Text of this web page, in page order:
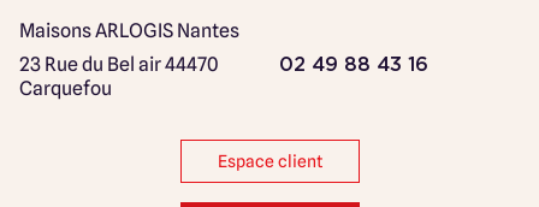
Maisons ARLOGIS Nantes
23 Rue du Bel air44470
Carquefou
02 49 88 43 16
Espace client